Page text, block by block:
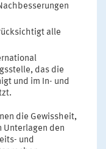
alle
das die
und im In- und
die Gewissheit,
Unterlagen den
und